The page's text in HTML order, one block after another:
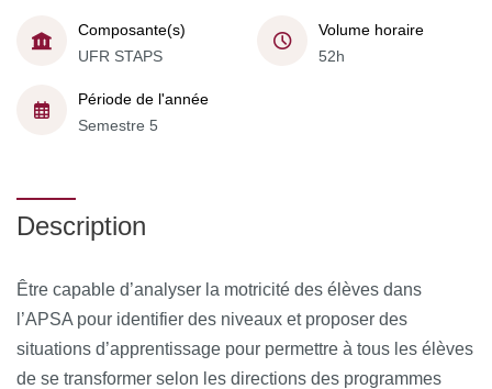
Composante(s)
UFR STAPS
Volume horaire
52h
Période de l'année
Semestre 5
Description
Être capable d’analyser la motricité des élèves dans
l’APSA pour identifier des niveaux et proposer des
situations d’apprentissage pour permettre à tous les élèves
de se transformer selon les directions des programmes